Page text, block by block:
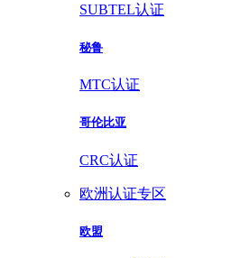
SUBTEL认证
秘鲁
MTC认证
哥伦比亚
CRC认证
欧洲认证专区
欧盟